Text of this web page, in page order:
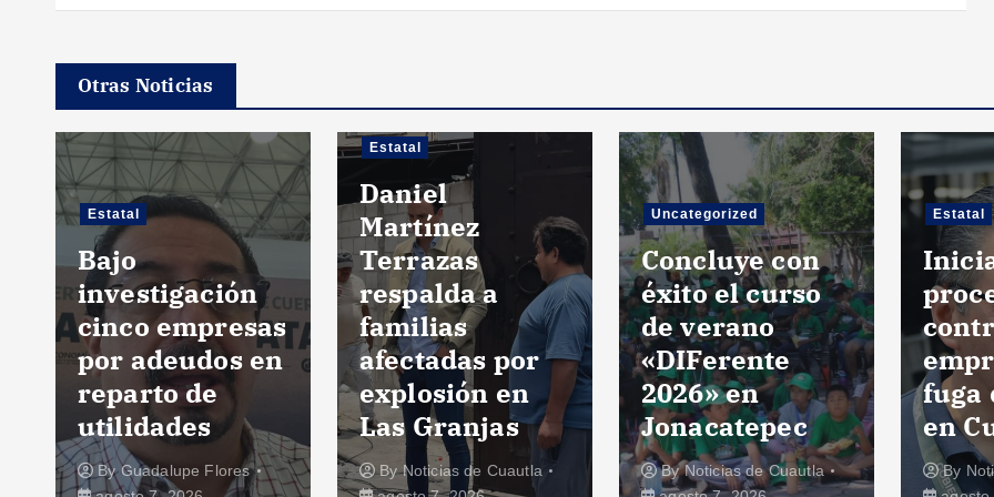
Otras Noticias
Estatal
Bajo
investigación
cinco empresas
por adeudos en
reparto de
utilidades
ByGuadalupe Flores
Estatal
Daniel
Martínez
Terrazas
respalda a
familias
afectadas por
explosión en
Las Granjas
ByNoticias de Cuautla
Uncategorized
Concluye con
éxito el curso
de verano
«DIFerente
2026» en
Jonacatepec
ByNoticias de Cuautla
Estatal
fuga
en
By